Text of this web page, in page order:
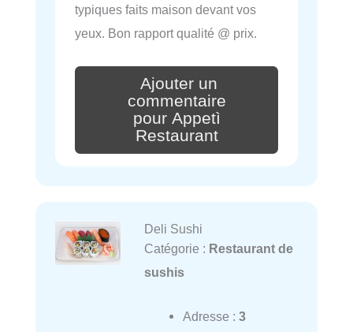
typiques faits maison devant vos
yeux. Bon rapport qualité @ prix.
Ajouter un
commentaire
pour Appetì
Restaurant
Deli Sushi
Catégorie : Restaurant de
sushis
Adresse : 3